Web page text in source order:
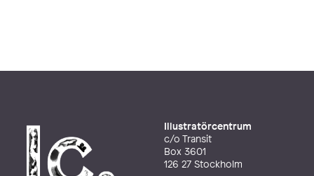
Illustratörcentrum
c/o Transit
Box 3601
126 27 Stockholm